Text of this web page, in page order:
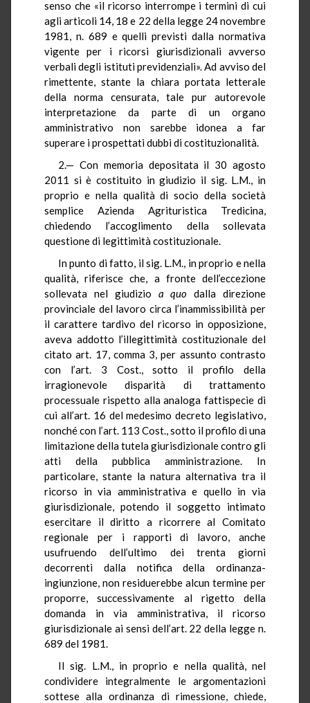
senso che «il ricorso interrompe i termini di cui
agli articoli 14, 18 e 22 della legge 24 novembre
1981, n. 689 e quelli previsti dalla normativa
vigente per i ricorsi giurisdizionali avverso
verbali degli istituti previdenziali». Ad avviso del
rimettente, stante la chiara portata letterale
della norma censurata, tale pur autorevole
interpretazione da parte di un organo
amministrativo non sarebbe idonea a far
superare i prospettati dubbi di costituzionalità.
2.— Con memoria depositata il 30 agosto
2011 si è costituito in giudizio il sig. L.M., in
proprio e nella qualità di socio della società
semplice Azienda Agrituristica Tredicina,
chiedendo l’accoglimento della sollevata
questione di legittimità costituzionale.
In punto di fatto, il sig. L.M., in proprio e nella
qualità, riferisce che, a fronte dell’eccezione
sollevata nel giudizio a quo dalla direzione
provinciale del lavoro circa l’inammissibilità per
il carattere tardivo del ricorso in opposizione,
aveva addotto l’illegittimità costituzionale del
citato art. 17, comma 3, per assunto contrasto
con l’art. 3 Cost., sotto il profilo della
irragionevole disparità di trattamento
processuale rispetto alla analoga fattispecie di
cui all’art. 16 del medesimo decreto legislativo,
nonché con l’art. 113 Cost., sotto il profilo di una
limitazione della tutela giurisdizionale contro gli
atti della pubblica amministrazione. In
particolare, stante la natura alternativa tra il
ricorso in via amministrativa e quello in via
giurisdizionale, potendo il soggetto intimato
esercitare il diritto a ricorrere al Comitato
regionale per i rapporti di lavoro, anche
usufruendo dell’ultimo dei trenta giorni
decorrenti dalla notifica della ordinanza-
ingiunzione, non residuerebbe alcun termine per
proporre, successivamente al rigetto della
domanda in via amministrativa, il ricorso
giurisdizionale ai sensi dell’art. 22 della legge n.
689 del 1981.
Il sig. L.M., in proprio e nella qualità, nel
condividere integralmente le argomentazioni
sottese alla ordinanza di rimessione, chiede,